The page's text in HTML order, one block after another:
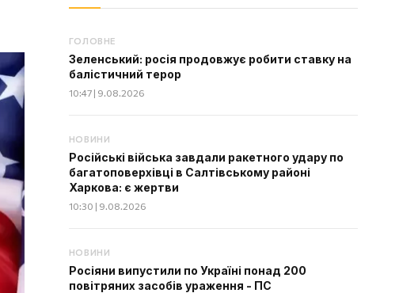
ГОЛОВНЕ
Зеленський: росія продовжує робити ставку на
балістичний терор
10:47 | 9.08.2026
НОВИНИ
Російські війська завдали ракетного удару по
багатоповерхівці в Салтівському районі
Харкова: є жертви
10:30 | 9.08.2026
НОВИНИ
Росіяни випустили по Україні понад 200
повітряних засобів ураження - ПС